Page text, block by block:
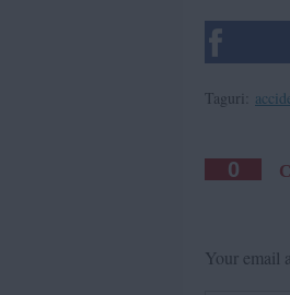
Taguri:
0
Your email